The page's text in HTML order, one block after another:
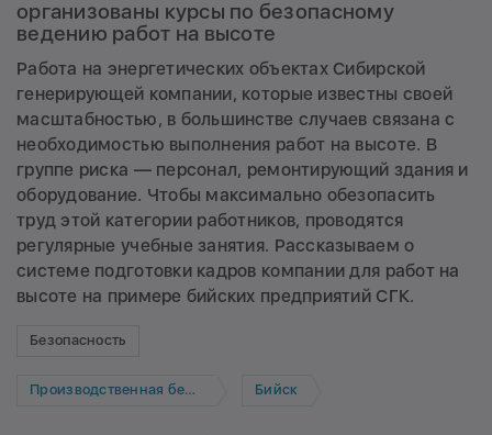
организованы курсы по безопасному
ведению работ на высоте
Работа на энергетических объектах Сибирской
генерирующей компании, которые известны своей
масштабностью, в большинстве случаев связана с
необходимостью выполнения работ на высоте. В
группе риска — персонал, ремонтирующий здания и
оборудование. Чтобы максимально обезопасить
труд этой категории работников, проводятся
регулярные учебные занятия. Рассказываем о
системе подготовки кадров компании для работ на
высоте на примере бийских предприятий СГК.
Безопасность
Производственная безопасность Бийск